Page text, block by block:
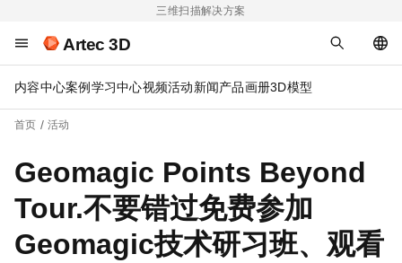
三维扫描解决方案
Artec 3D
内容中心案例 学习中心视频活动新闻产品画册3D模型
首页 活动
Geomagic Points Beyond
Tour.不要错过免费参加
Geomagic技术研习班、观看